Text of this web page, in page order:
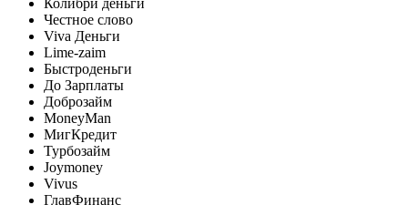
Честное слово
Viva Деньги
Lime-zaim
Быстроденьги
До Зарплаты
Доброзайм
MoneyMan
МигКредит
Турбозайм
Joymoney
Vivus
ГлавФинанс